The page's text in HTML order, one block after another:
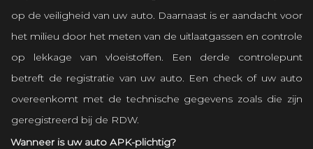
op de veiligheid van uw auto. Daarnaast is er aandacht voor
het milieu door het meten van de uitlaatgassen en controle
op lekkage van vloeistoffen. Een derde controlepunt
betreft de registratie van uw auto. Een check of uw auto
overeenkomt met de technische gegevens zoals die zijn
geregistreerd bij de RDW.
Wanneer is uw auto APK-plichtig?